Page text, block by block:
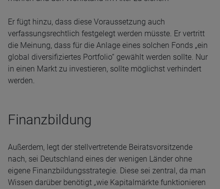
Er fügt hinzu, dass diese Voraussetzung auch
verfassungsrechtlich festgelegt werden müsste. Er vertritt
die Meinung, dass für die Anlage eines solchen Fonds „ein
global diversifiziertes Portfolio“ gewählt werden sollte. Nur
in einen Markt zu investieren, sollte möglichst verhindert
werden.
​​​​​Finanzbildung
Außerdem, legt der stellvertretende Beiratsvorsitzende
nach, sei Deutschland eines der wenigen Länder ohne
eigene Finanzbildungsstrategie. Diese sei zentral, da man
Wissen darüber benötigt „wie Kapitalmärkte funktionieren